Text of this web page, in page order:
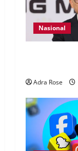
Nasional
Adra Rose